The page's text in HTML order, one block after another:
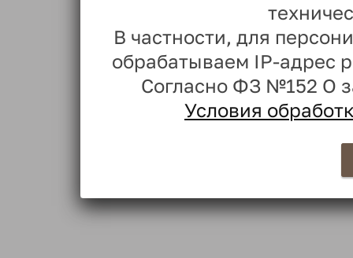
В частности, для
обрабатываем IP-адрес
Согласно ФЗ №152 О
Условия